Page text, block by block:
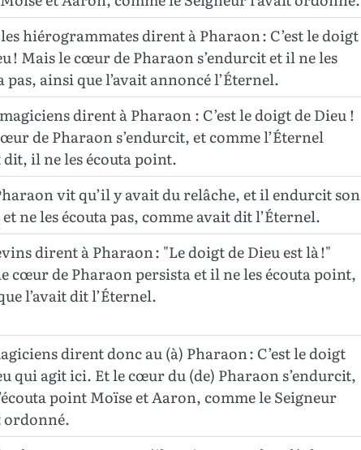
hiérogrammates dirent à Pharaon : C’est le doigt
! Mais le cœur de Pharaon s’endurcit et il ne les
pas, ainsi que l’avait annoncé l’Éternel.
dirent à Pharaon : C’est le doigt de Dieu !
de Pharaon s’endurcit, et comme l’Éternel
dit, il ne les écouta point.
vit qu’il y avait du relâche, et il endurcit son
ne les écouta pas, comme avait dit l’Éternel.
dirent à Pharaon : "Le doigt de Dieu est là !"
cœur de Pharaon persista et il ne les écouta point,
l’avait dit l’Éternel.
dirent donc au (à) Pharaon : C’est le doigt
qui agit ici. Et le cœur du (de) Pharaon s’endurcit,
point Moïse et Aaron, comme le Seigneur
ordonné.